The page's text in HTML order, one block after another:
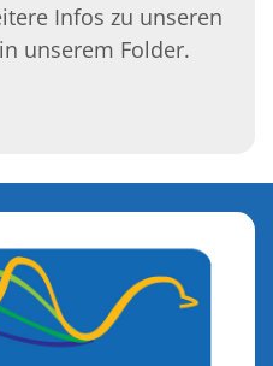
Infos zu unseren
unserem Folder.